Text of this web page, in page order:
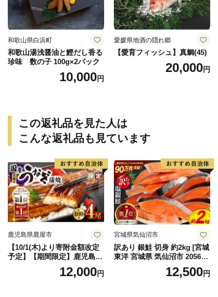
和歌山県白浜町
和歌山湯浅醤油と鰹だし香る
珍味 数の子 100g×2パック
10,000円
愛媛県地酒の隠れ郷
【愛育フィッシュ】真鯛(45)
20,000円
この返礼品を見た人は
こんな返礼品も見ています
鹿児島県鹿屋市
【10/1(木)より寄附金額改定
予定】【期間限定】鹿児島県
大隅産うなぎ蒲焼4尾（400
g） KN007-02312,000円
宮城県気仙沼市
訳あり 銀鮭 切身 約2kg [宮城
東洋 宮城県 気仙沼市 205649
91] 鮭 魚介類 海鮮 訳アリ 規
格外 不揃い さけ サケ 鮭切身
12,500円